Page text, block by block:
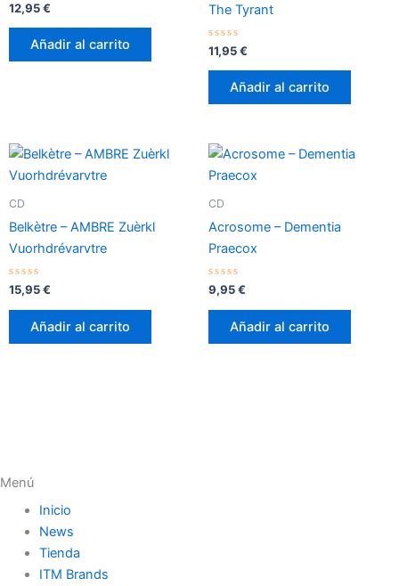
Valorado
con
0
12,95€
Añadir al carrito
The Tyrant
Valorado
con
0
11,95€
Añadir al carrito
CD
Belkètre – AMBRE Zuèrkl
Vuorhdrévarvtre
Valorado
con
0
15,95€
Añadir al carrito
CD
Acrosome – Dementia
Praecox
Valorado
con
0
9,95€
Añadir al carrito
Menú
Inicio
News
Tienda
ITM Brands